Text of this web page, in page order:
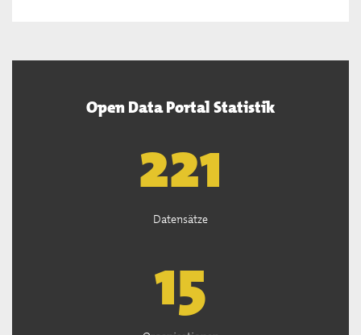
Open Data Portal Statistik
222
Datensätze
15